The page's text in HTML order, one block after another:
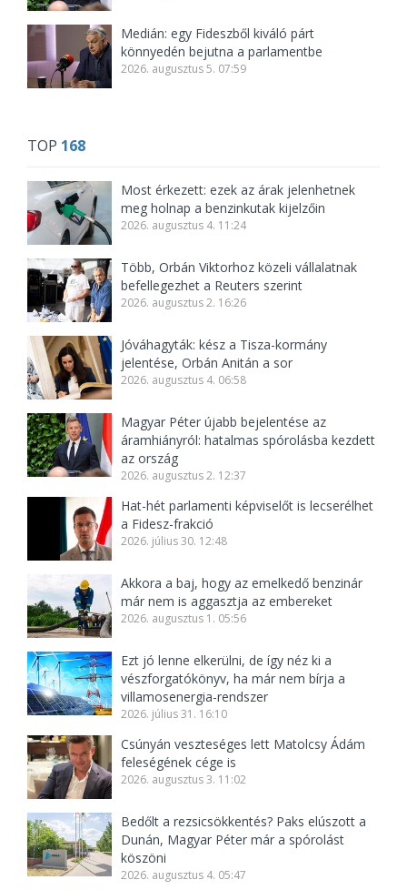
Medián: egy Fideszből kiváló párt
könnyedén bejutna a parlamentbe
2026. augusztus 5. 07:59
TOP 168
Most érkezett: ezek az árak jelenhetnek
meg holnap a benzinkutak kijelzőin
2026. augusztus 4. 11:24
Több, Orbán Viktorhoz közeli vállalatnak
befellegezhet a Reuters szerint
2026. augusztus 2. 16:26
Jóváhagyták: kész a Tisza-kormány
jelentése, Orbán Anitán a sor
2026. augusztus 4. 06:58
Magyar Péter újabb bejelentése az
áramhiányról: hatalmas spórolásba kezdett
az ország
2026. augusztus 2. 12:37
Hat-hét parlamenti képviselőt is lecserélhet
a Fidesz-frakció
2026. július 30. 12:48
Akkora a baj, hogy az emelkedő benzinár
már nem is aggasztja az embereket
2026. augusztus 1. 05:56
Ezt jó lenne elkerülni, de így néz ki a
vészforgatókönyv, ha már nem bírja a
villamosenergia-rendszer
2026. július 31. 16:10
Csúnyán veszteséges lett Matolcsy Ádám
feleségének cége is
2026. augusztus 3. 11:02
Bedőlt a rezsicsökkentés? Paks elúszott a
Dunán, Magyar Péter már a spórolást
köszöni
2026. augusztus 4. 05:47